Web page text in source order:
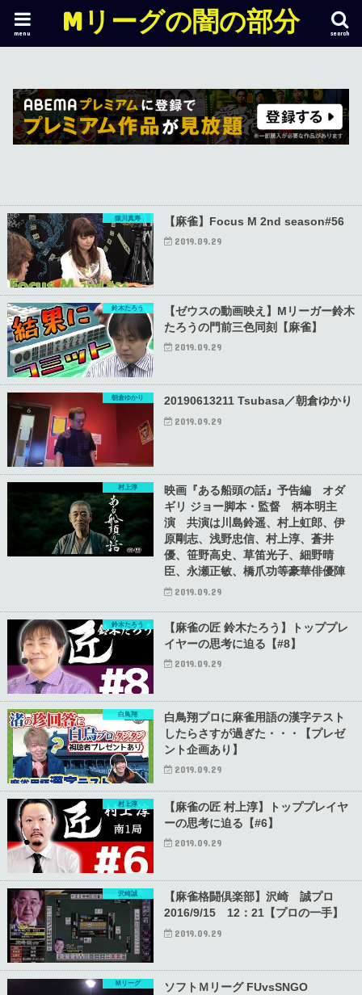
Mリーグの闇の部分 search
menu
猿川真寿 【麻雀】Focus M 2nd season#56
2019.09.29
鈴木たろう
【ゼウスの動画映え】Mリーガー鈴木
たろうの門前三色同刻【麻雀】
2019.09.29
朝倉ゆかり 20190613211 Tsubasa／朝倉ゆかり
2019.09.29
村上淳
映画『ある船頭の話』予告編 オダ
ギリ ジョー脚本・監督 柄本明主
演 共演は川島鈴遥、村上虹郎、伊
原剛志、浅野忠信、村上淳、蒼井
優、笹野高史、草笛光子、細野晴
臣、永瀬正敏、橋爪功等豪華俳優陣
2019.09.29
鈴木たろう
【麻雀の匠 鈴木たろう】トッププレ
イヤーの思考に迫る【#8】
2019.09.29
白鳥翔
白鳥翔プロに麻雀用語の漢字テスト
したらさすが過ぎた・・・【プレゼ
ント企画あり】
2019.09.29
村上淳
【麻雀の匠 村上淳】トッププレイヤ
ーの思考に迫る【#6】
2019.09.29
沢崎誠
【麻雀格闘倶楽部】沢崎 誠プロ
2016/9/15 12：21【プロの一手】
2019.09.29
Mリーグ
ソフトＭリーグ FUvsSNGO